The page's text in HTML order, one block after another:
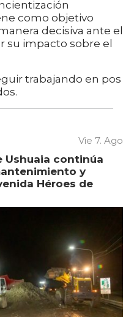
como objetivo
decisiva ante el
su impacto sobre el
trabajando en pos
Vie 7. Ago
Ushuaia continúa
y
Héroes de